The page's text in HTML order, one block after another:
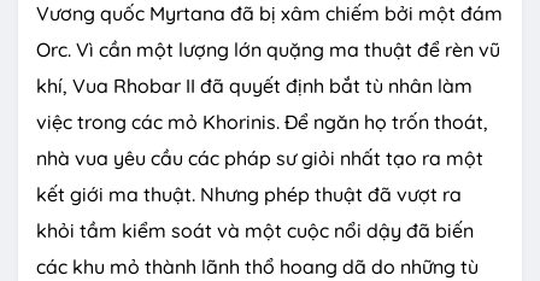
Vương quốc Myrtana đã bị xâm chiếm bởi một đám
Orc. Vì cần một lượng lớn quặng ma thuật để rèn vũ
khí, Vua Rhobar II đã quyết định bắt tù nhân làm
việc trong các mỏ Khorinis. Để ngăn họ trốn thoát,
nhà vua yêu cầu các pháp sư giỏi nhất tạo ra một
kết giới ma thuật. Nhưng phép thuật đã vượt ra
khỏi tầm kiểm soát và một cuộc nổi dậy đã biến
các khu mỏ thành lãnh thổ hoang dã do những tù